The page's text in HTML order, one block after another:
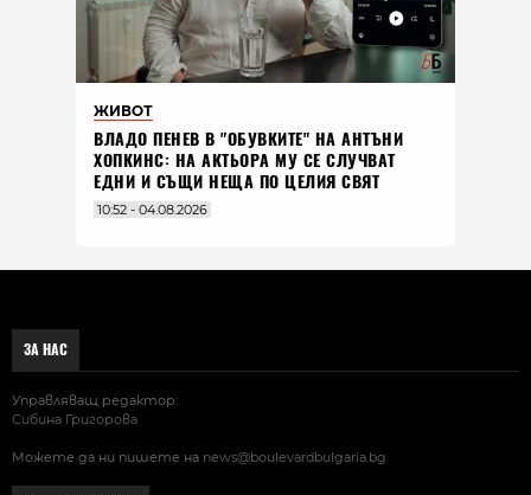
ЖИВОТ
ВЛАДO ПЕНЕВ В "ОБУВКИТЕ" НА АНТЪНИ
ХОПКИНС: НА АКТЬОРА МУ СЕ СЛУЧВАТ
ЕДНИ И СЪЩИ НЕЩА ПО ЦЕЛИЯ СВЯТ
10:52 - 04.08.2026
ЗА НАС
Управляващ редактор:
Сибина Григорова
Можете да ни пишете на news@boulevardbulgaria.bg